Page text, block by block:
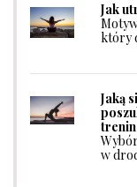
Jak
który
Jaką
w